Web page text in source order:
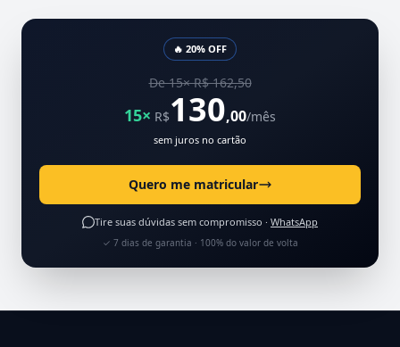
🔥 20% OFF
De 15× R$ 162,50
15× R$130,00/mês
sem juros no cartão
Quero me matricular
Tire suas dúvidas sem compromisso · WhatsApp
✓ 7 dias de garantia · 100% do valor de volta